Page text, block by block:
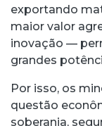
exportando
maior valor
inovação —
grandes
Por isso, os
questão
soberania,